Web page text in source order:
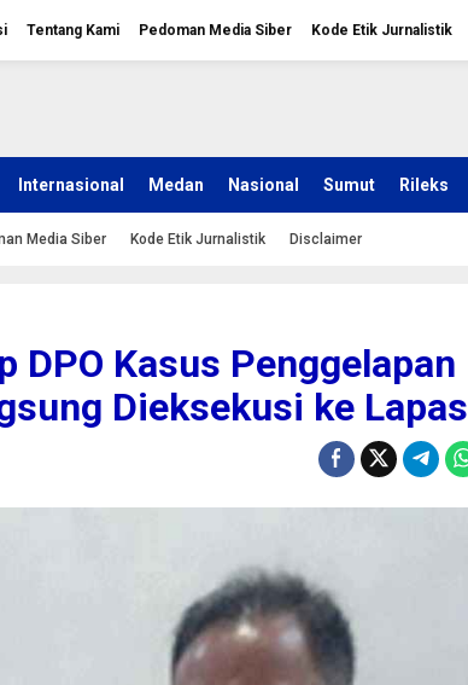
Tentang Kami Pedoman Media Siber Kode Etik Jurnalistik
Internasional Medan Nasional Sumut Rileks
Media Siber Kode Etik Jurnalistik Disclaimer
DPO Kasus Penggelapan
Dieksekusi ke Lapas